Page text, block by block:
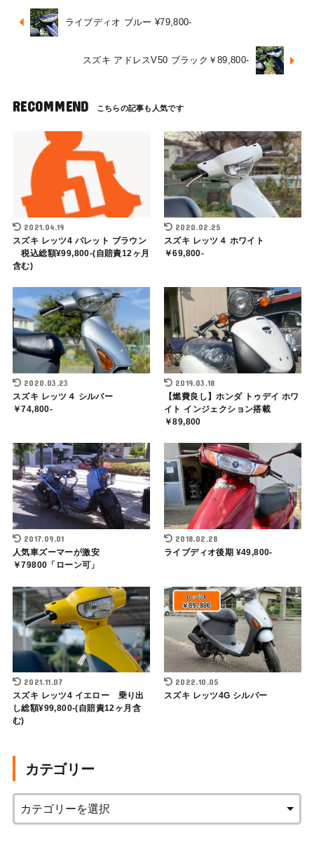
ライブディオ ブルー ¥79,800-
スズキ アドレスV50 ブラック￥89,800-
RECOMMEND
2021.04.19
スズキ レッツ4 パレット ブラウン
税込総額¥99,800-(自賠責12ヶ月
含む)
2020.02.25
スズキ レッツ４ ホワイト
￥69,800-
2020.03.23
スズキ レッツ４ シルバー
￥74,800-
2019.03.18
【燃費良し】ホンダ トゥデイ ホワ
イト インジェクション搭載
￥89,800
2017.09.01
人気車ズーマーが激安
￥79800「ローン可」
2018.02.28
ライブディオ後期 ¥49,800-
2021.11.07
スズキ レッツ4 イエロー 乗り出
し総額¥99,800-(自賠責12ヶ月含
む)
2022.10.05
スズキ レッツ4G シルバー
カテゴリー